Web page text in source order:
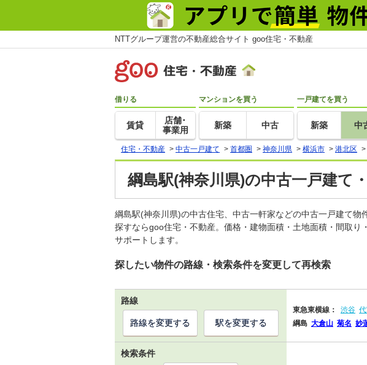
NTTグループ運営の不動産総合サイト goo住宅・不動産
借りる
賃貸
店舗･
事業用
マンションを買う
新築 中古
一戸建てを買う
新築 中
住宅・不動産 > 中古一戸建て > 首都圏 > 神奈川県 > 横浜市 > 港北区 >
綱島駅(神奈川県)の中古一戸建て
綱島駅(神奈川県)の中古住宅、中古一軒家などの中古一戸建て
探すならgoo住宅・不動産。価格・建物面積・土地面積・間取
サポートします。
探したい物件の路線・検索条件を変更して再検索
路線
東急東横線： 渋谷
綱島 大倉山 菊名 妙
路線を変更する 駅を変更する
検索条件